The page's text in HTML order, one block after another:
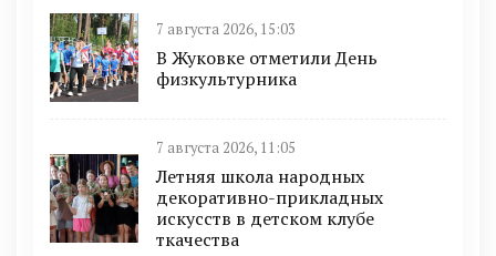
7 августа 2026, 15:03
В Жуковке отметили День
физкультурника
7 августа 2026, 11:05
Летняя школа народных
декоративно-прикладных
искусств в детском клубе
ткачества